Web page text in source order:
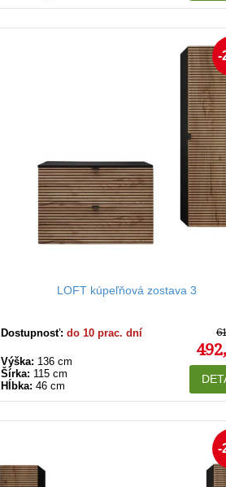
-
LOFT kúpeľňová zostava 3
Dostupnosť: do 10 prac. dní
Výška: 136 cm
Šírka: 115 cm
Hĺbka: 46 cm
-